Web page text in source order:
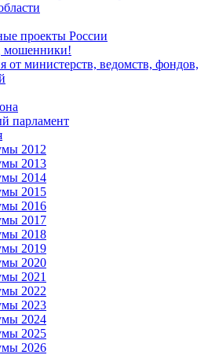
проекты России
мошенники!
от министерств, ведомств, фондов,
парламент
2012
2013
2014
2015
2016
2017
2018
2019
2020
2021
2022
2023
2024
2025
2026